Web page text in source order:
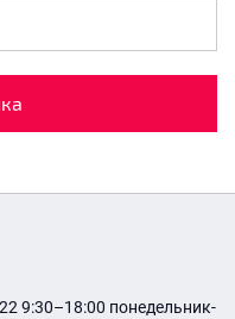
9:30–18:00 понедельник-